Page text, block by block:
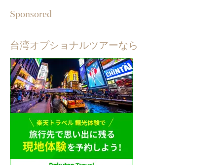
Sponsored
台湾オプショナルツアーなら